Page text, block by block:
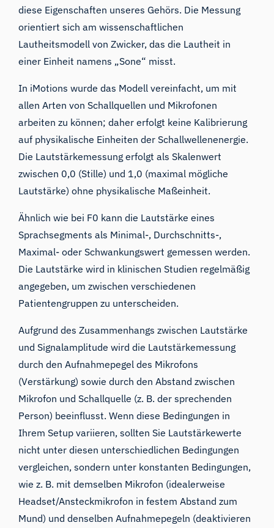
diese Eigenschaften unseres Gehörs. Die Messung
orientiert sich am wissenschaftlichen
Lautheitsmodell von Zwicker, das die Lautheit in
einer Einheit namens „Sone“ misst.
In iMotions wurde das Modell vereinfacht, um mit
allen Arten von Schallquellen und Mikrofonen
arbeiten zu können; daher erfolgt keine Kalibrierung
auf physikalische Einheiten der Schallwellenenergie.
Die Lautstärkemessung erfolgt als Skalenwert
zwischen 0,0 (Stille) und 1,0 (maximal mögliche
Lautstärke) ohne physikalische Maßeinheit.
Ähnlich wie bei F0 kann die Lautstärke eines
Sprachsegments als Minimal-, Durchschnitts-,
Maximal- oder Schwankungswert gemessen werden.
Die Lautstärke wird in klinischen Studien regelmäßig
angegeben, um zwischen verschiedenen
Patientengruppen zu unterscheiden.
Aufgrund des Zusammenhangs zwischen Lautstärke
und Signalamplitude wird die Lautstärkemessung
durch den Aufnahmepegel des Mikrofons
(Verstärkung) sowie durch den Abstand zwischen
Mikrofon und Schallquelle (z. B. der sprechenden
Person) beeinflusst. Wenn diese Bedingungen in
Ihrem Setup variieren, sollten Sie Lautstärkewerte
nicht unter diesen unterschiedlichen Bedingungen
vergleichen, sondern unter konstanten Bedingungen,
wie z. B. mit demselben Mikrofon (idealerweise
Headset/Ansteckmikrofon in festem Abstand zum
Mund) und denselben Aufnahmepegeln (deaktivieren